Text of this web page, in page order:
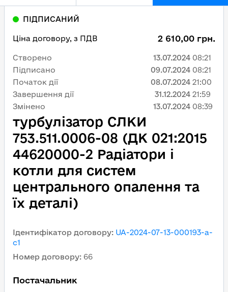
турбулізатор СЛКИ
753.511.0006-08 (ДК 021:2015
44620000-2 Радіатори і
котли для систем
центрального опалення та
їх деталі)
Ідентифікатор договору: UA-2024-07-13-000193-a-
c1
Номер договору: 66
Постачальник
ПІДПИСАНИЙ
Ціна договору, з ПДВ 2 610,00 грн.
Створено 13.07.2024 08:21
Підписано
09.07.2024 08:21
Початок дії
08.07.2024 21:00
Завершення дії
31.12.2024 21:59
Змінено
13.07.2024 08:39